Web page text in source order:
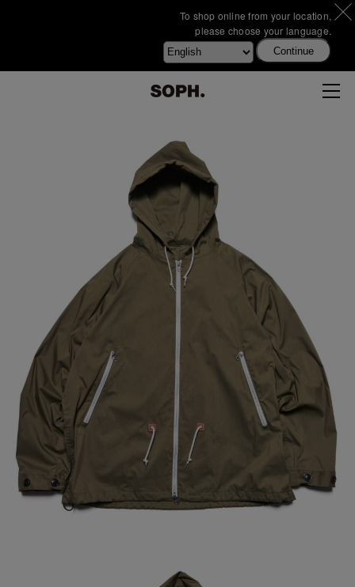
To shop online from your location,
please choose your language.
Continue